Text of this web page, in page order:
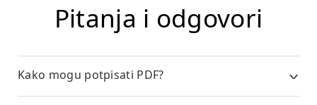
Pitanja i odgovori
Kako mogu potpisati PDF?